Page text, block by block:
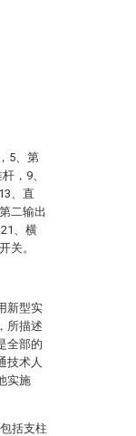
5、第
，9、
、直
二输出
、横
关。
新型实
所描述
全部的
技术人
实施
括支柱